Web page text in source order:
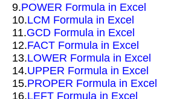
9.POWER Formula in Excel
10.LCM Formula in Excel
11.GCD Formula in Excel
12.FACT Formula in Excel
13.LOWER Formula in Excel
14.UPPER Formula in Excel
15.PROPER Formula in Excel
16.LEFT Formula in Excel